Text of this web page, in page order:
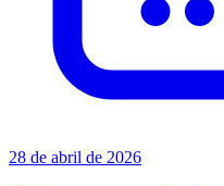
28 de abril de 2026